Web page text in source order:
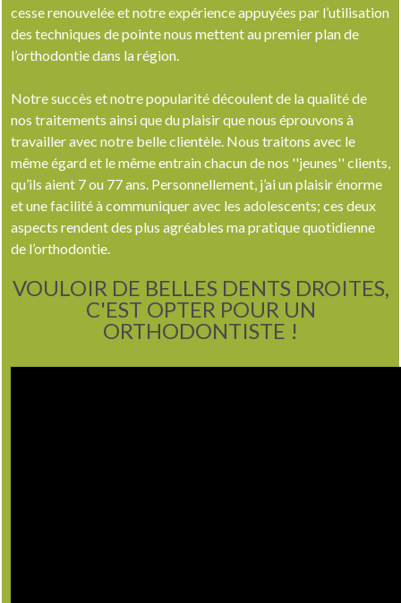
cesse renouvelée et notre expérience appuyées par l’utilisation
des techniques de pointe nous mettent au premier plan de
l’orthodontie dans la région.
Notre succès et notre popularité découlent de la qualité de
nos traitements ainsi que du plaisir que nous éprouvons à
travailler avec notre belle clientèle. Nous traitons avec le
même égard et le même entrain chacun de nos ''jeunes'' clients,
qu’ils aient 7 ou 77 ans. Personnellement, j’ai un plaisir énorme
et une facilité à communiquer avec les adolescents; ces deux
aspects rendent des plus agréables ma pratique quotidienne
de l’orthodontie.
VOULOIR DE BELLES DENTS DROITES,
C'EST OPTER POUR UN
ORTHODONTISTE !